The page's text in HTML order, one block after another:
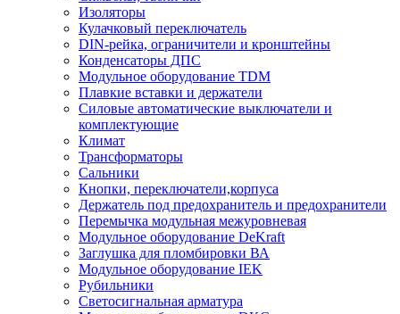
Изоляторы
Кулачковый переключатель
DIN-рейка, ограничители и кронштейны
Конденсаторы ДПС
Модульное оборудование TDM
Плавкие вставки и держатели
Силовые автоматические выключатели и
комплектующие
Климат
Трансформаторы
Сальники
Кнопки, переключатели,корпуса
Держатель под предохранитель и предохранители
Перемычка модульная межуровневая
Модульное оборудование DeKraft
Заглушка для пломбировки ВА
Модульное оборудование IEK
Рубильники
Светосигнальная арматура